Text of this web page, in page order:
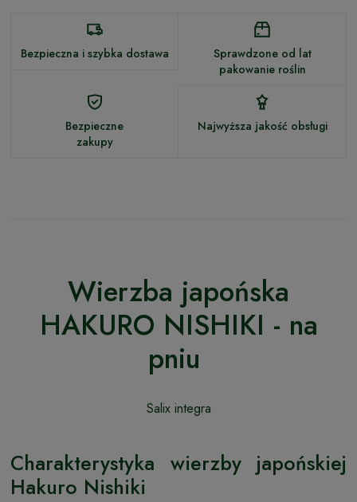
Bezpieczna i szybka dostawa
Sprawdzone od lat
pakowanie roślin
Bezpieczne
zakupy
Najwyższa jakość obsługi
Wierzba japońska
HAKURO NISHIKI - na
pniu
Salix integra
Charakterystyka wierzby japońskiej
Hakuro Nishiki